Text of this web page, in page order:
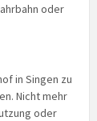
oder
in Singen zu
Nicht mehr
oder